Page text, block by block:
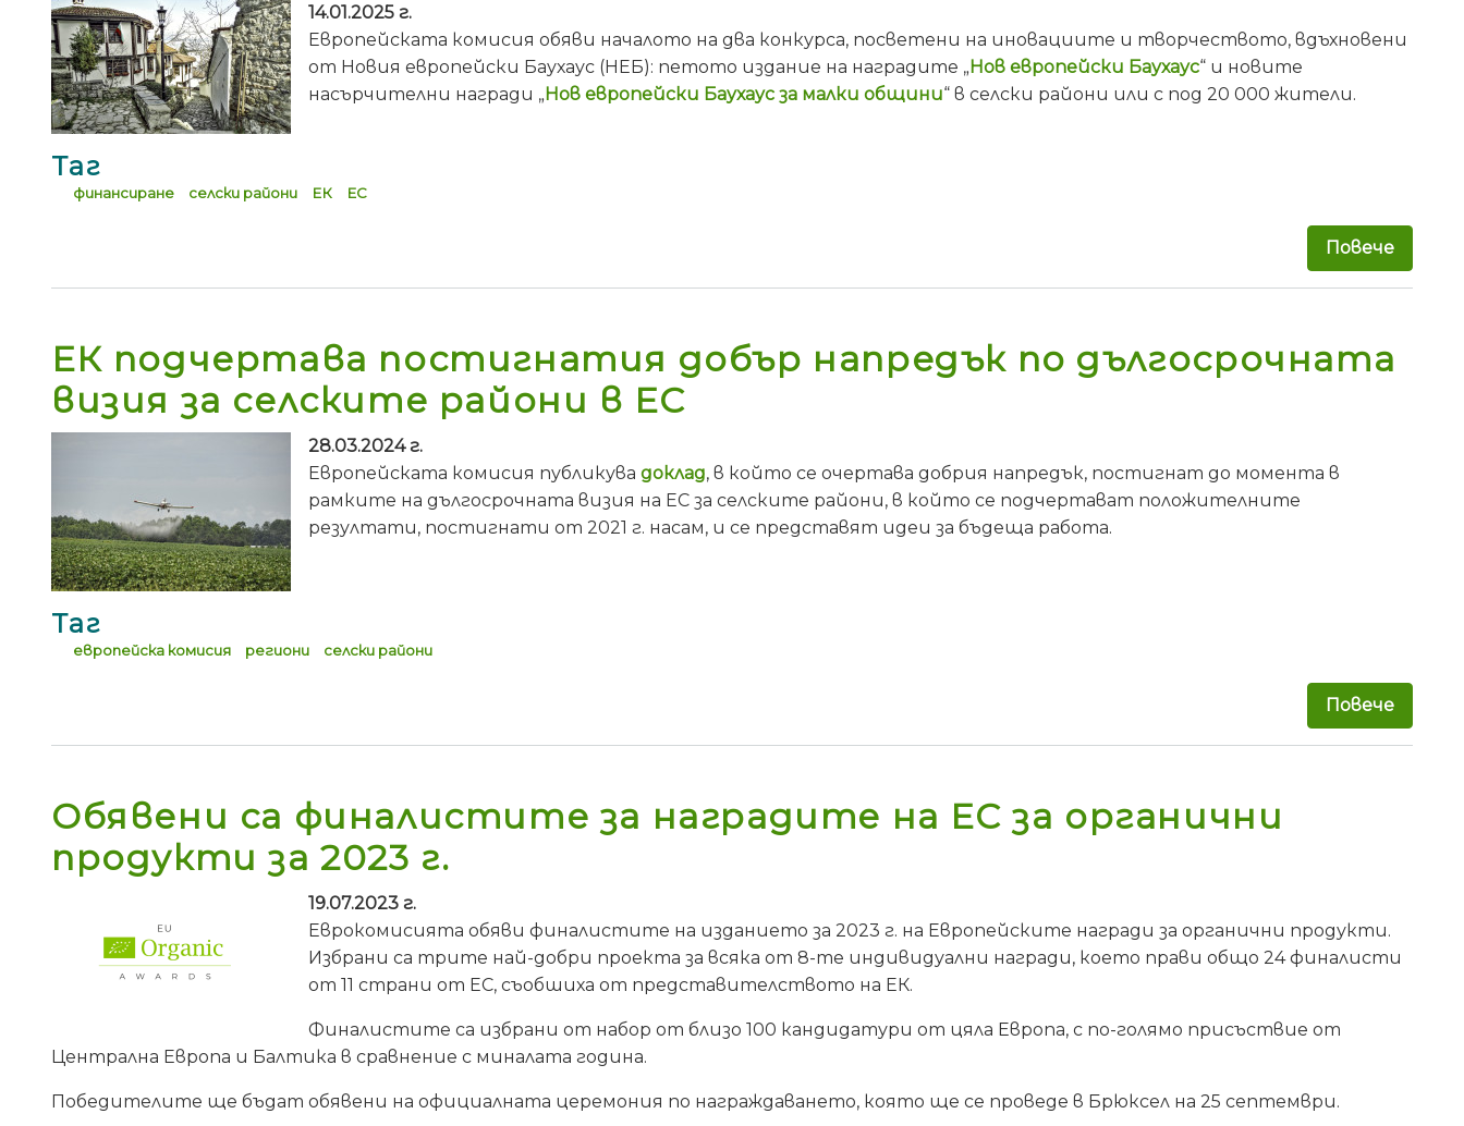
14.01.2025 г.
Европейската комисия обяви началото на два конкурса, посветени на иновациите и творчеството, вдъхновени
от Новия европейски Баухаус (НЕБ): петото издание на наградите „Нов европейски Баухаус“ и новите
насърчителни награди „Нов европейски Баухаус за малки общини“ в селски райони или с под 20 000 жители.
Таг
финансиране селски райони ЕК ЕС
Повече
ЕК подчертава постигнатия добър напредък по дългосрочната
визия за селските райони в ЕС
28.03.2024 г.
Европейската комисия публикува доклад, в който се очертава добрия напредък, постигнат до момента в
рамките на дългосрочната визия на ЕС за селските райони, в който се подчертават положителните
резултати, постигнати от 2021 г. насам, и се представят идеи за бъдеща работа.
Таг
европейска комисия региони селски райони
Повече
Обявени са финалистите за наградите на ЕС за органични
продукти за 2023 г.
19.07.2023 г.
Еврокомисията обяви финалистите на изданието за 2023 г. на Европейските награди за органични продукти.
Избрани са трите най-добри проекта за всяка от 8-те индивидуални награди, което прави общо 24 финалисти
от 11 страни от ЕС, съобшиха от представителството на ЕК.
Финалистите са избрани от набор от близо 100 кандидатури от цяла Европа, с по-голямо присъствие от
Централна Европа и Балтика в сравнение с миналата година.
Победителите ще бъдат обявени на официалната церемония по награждаването, която ще се проведе в Брюксел на 25 септември.